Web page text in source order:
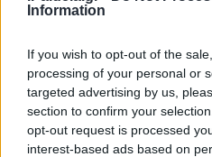
Information
If you wish to opt-out of the
processing of your personal or
targeted advertising by us,
section to confirm your
opt-out request is processed
interest-based ads based on